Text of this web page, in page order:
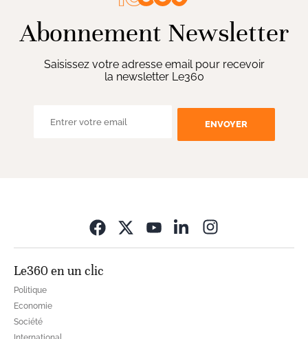
Abonnement Newsletter
Saisissez votre adresse email pour recevoir
la newsletter Le360
ENVOYER
Le360 en un clic
Politique
Economie
Société